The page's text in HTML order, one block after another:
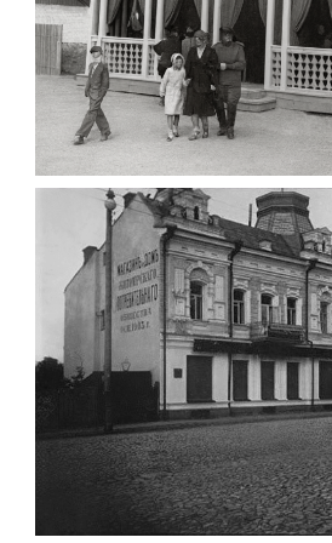
ПАВІЛЬЙОН МОРОЗИВА
Фото
1960)
ФОТО ЖИТОМИРА 1905 ВУЛ.
МИХАЙЛІВСЬКА-